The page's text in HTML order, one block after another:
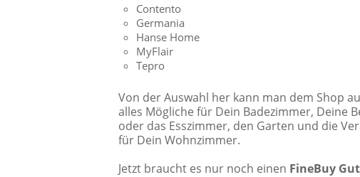
Contento
Germania
Hanse Home
MyFlair
Tepro
Von der Auswahl her kann man dem Shop
alles Mögliche für Dein Badezimmer, Deine
oder das Esszimmer, den Garten und die
für Dein Wohnzimmer.
Jetzt braucht es nur noch einen FineBuy